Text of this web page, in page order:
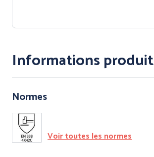
Informations produit
Normes
Voir toutes les normes